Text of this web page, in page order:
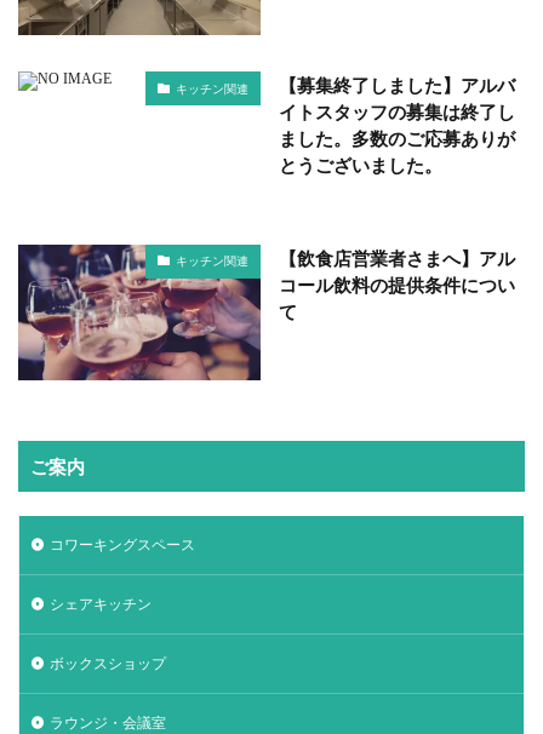
キッチン関連
【募集終了しました】アルバ
イトスタッフの募集は終了し
ました。多数のご応募ありが
とうございました。
キッチン関連
【飲食店営業者さまへ】アル
コール飲料の提供条件につい
て
ご案内
コワーキングスペース
シェアキッチン
ボックスショップ
ラウンジ・会議室